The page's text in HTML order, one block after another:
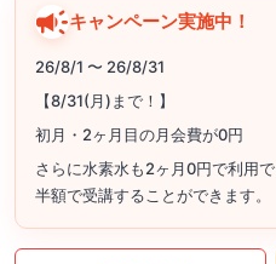
キャンペーン実施中！
26/8/1 〜 26/8/31
【8/31(月)まで！】
初月・2ヶ月目の月会費が0円
さらに水素水も2ヶ月0円で利用
半額で受講することができます。